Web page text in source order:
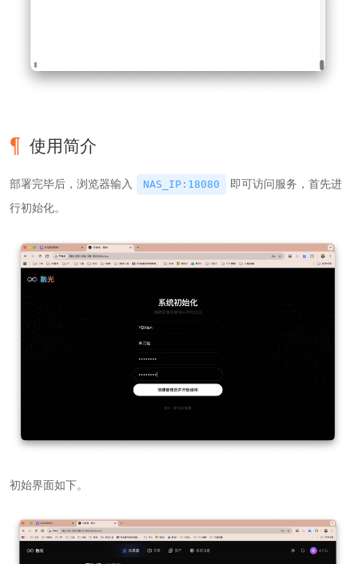
使用简介
部署完毕后，浏览器输入 NAS_IP:18080
即可访问服务，首先进
行初始化。
初始界面如下。